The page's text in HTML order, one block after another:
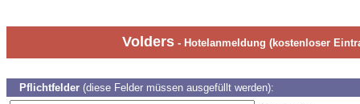
Volders - Hotelanmeldung (kostenloser
Pflichtfelder (diese Felder müssen ausgefüllt werden):